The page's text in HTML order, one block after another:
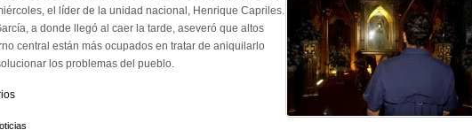
el líder de la unidad nacional, Henrique Capriles.
a donde llegó al caer la tarde, aseveró que altos
central están más ocupados en tratar de aniquilarlo
los problemas del pueblo.